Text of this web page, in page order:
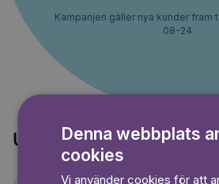
Kampanjen gäller nya kunder fram
08-24
Upptäck också
Denna webbplats
cookies
Vi använder cookies för att